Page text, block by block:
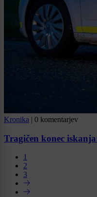
Kronika | 0 komentarjev
Tragičen konec
1
2
3